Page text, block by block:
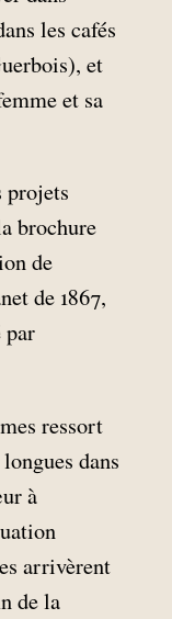
les cafés
et
et sa
projets
brochure
de
de 1867,
par
ressort
dans
à
arrivèrent
de la